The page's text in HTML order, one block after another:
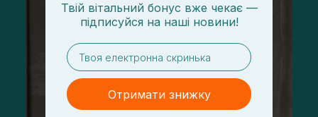
Твій вітальний бонус вже чекає —
підписуйся на наші новини!
email
Отримати знижку